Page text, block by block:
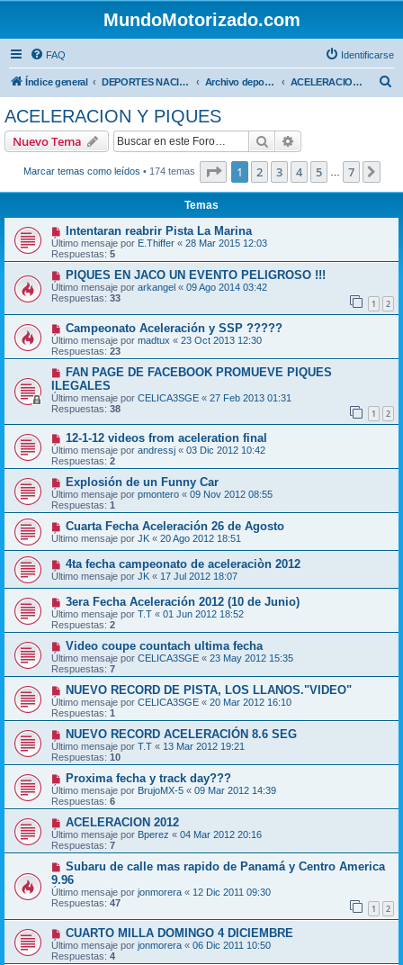
MundoMotorizado.com
FAQ Identificarse
Índice general DEPORTES NACIONALES Archivo deportes nacionales ACELERACION Y PIQUES
ACELERACION Y PIQUES
Nuevo Tema Buscar
Marcar temas como leídos • 174 temas Página de
1 2 3 4 5 7
Temas
Intentaran reabrir Pista La Marina
Último mensaje por E.Thiffer « 28 Mar 2015 12:03
Respuestas: 5
PIQUES EN JACO UN EVENTO PELIGROSO !!!
Último mensaje por arkangel « 09 Ago 2014 03:42
Respuestas: 33 1 2
Campeonato Aceleración y SSP ?????
Último mensaje por madtux « 23 Oct 2013 12:30
Respuestas: 23
FAN PAGE DE FACEBOOK PROMUEVE PIQUES
ILEGALES
Último mensaje por CELICA3SGE « 27 Feb 2013 01:31
Respuestas: 38 1 2
12-1-12 videos from aceleration final
Último mensaje por andressj « 03 Dic 2012 10:42
Respuestas: 2
Explosión de un Funny Car
Último mensaje por pmontero « 09 Nov 2012 08:55
Respuestas: 1
Cuarta Fecha Aceleración 26 de Agosto
Último mensaje por JK « 20 Ago 2012 18:51
4ta fecha campeonato de aceleraciòn 2012
Último mensaje por JK « 17 Jul 2012 18:07
3era Fecha Aceleración 2012 (10 de Junio)
Último mensaje por T.T « 01 Jun 2012 18:52
Respuestas: 2
Video coupe countach ultima fecha
Último mensaje por CELICA3SGE « 23 May 2012 15:35
Respuestas: 7
NUEVO RECORD DE PISTA, LOS LLANOS."VIDEO"
Último mensaje por CELICA3SGE « 20 Mar 2012 16:10
Respuestas: 1
NUEVO RECORD ACELERACIÓN 8.6 SEG
Último mensaje por T.T « 13 Mar 2012 19:21
Respuestas: 10
Proxima fecha y track day???
Último mensaje por BrujoMX-5 « 09 Mar 2012 14:39
Respuestas: 6
ACELERACION 2012
Último mensaje por Bperez « 04 Mar 2012 20:16
Respuestas: 7
Subaru de calle mas rapido de Panamá y Centro America
9.96
Último mensaje por jonmorera « 12 Dic 2011 09:30
Respuestas: 47 1 2
CUARTO MILLA DOMINGO 4 DICIEMBRE
Último mensaje por jonmorera « 06 Dic 2011 10:50
Respuestas: 4